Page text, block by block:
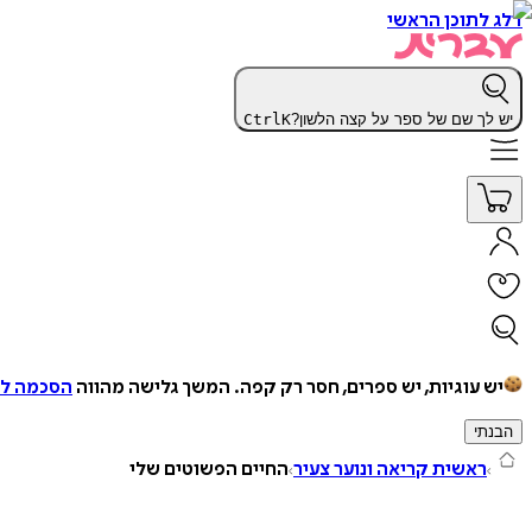
דלג לתוכן הראשי
יש לך שם של ספר על קצה הלשון? CtrlK
יש עוגיות, יש ספרים, חסר רק קפה. המשך גלישה מהווה הסכמה
הבנתי
ראשית קריאה ונוער צעיר החיים הפשוטים שלי